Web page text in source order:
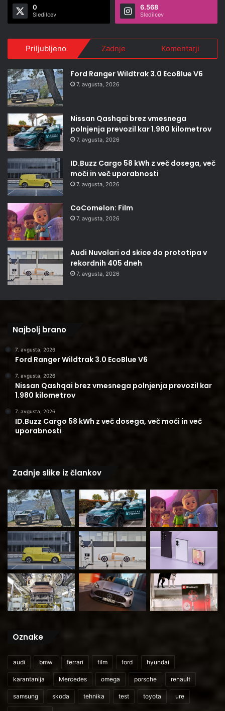
0
Sledilcev
6.568
Sledilcev
Priljubljeno Zadnje Komentarji
Ford Ranger Wildtrak 3.0 EcoBlue V6
7. avgusta, 2026
Nissan Qashqai brez vmesnega
polnjenja prevozil kar 1.980 kilometrov
7. avgusta, 2026
ID.Buzz Cargo 58 kWh z več dosega, več
moči in več uporabnosti
7. avgusta, 2026
CoComelon: Film
7. avgusta, 2026
Audi Nuvolari od skice do prototipa v
rekordnih 405 dneh
7. avgusta, 2026
Najbolj brano
7. avgusta, 2026
Ford Ranger Wildtrak 3.0 EcoBlue V6
7. avgusta, 2026
Nissan Qashqai brez vmesnega polnjenja prevozil kar
1.980 kilometrov
7. avgusta, 2026
ID.Buzz Cargo 58 kWh z več dosega, več moči in več
uporabnosti
Zadnje slike iz člankov
Oznake
audi bmw ferrari film ford hyundai
karantanija Mercedes omega porsche renault
samsung skoda tehnika test toyota ure